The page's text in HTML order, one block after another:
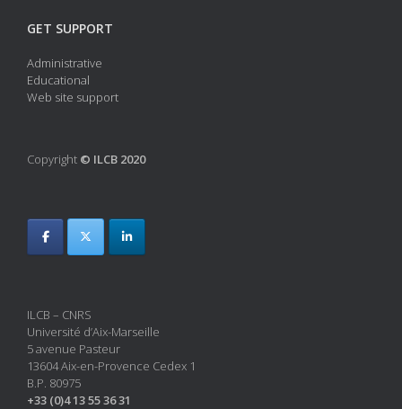
GET SUPPORT
Administrative
Educational
Web site support
Copyright © ILCB 2020
ILCB – CNRS
Université d’Aix-Marseille
5 avenue Pasteur
13604 Aix-en-Provence Cedex 1
B.P. 80975
+33 (0)4 13 55 36 31